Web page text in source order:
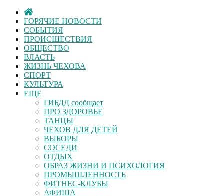
ГОРЯЧИЕ НОВОСТИ
СОБЫТИЯ
ПРОИСШЕСТВИЯ
ОБЩЕСТВО
ВЛАСТЬ
ЖИЗНЬ ЧЕХОВА
СПОРТ
КУЛЬТУРА
ЕЩЕ
ГИБДД сообщает
ПРО ЗДОРОВЬЕ
ТАНЦЫ
ЧЕХОВ ДЛЯ ДЕТЕЙ
ВЫБОРЫ
СОСЕДИ
ОТДЫХ
ОБРАЗ ЖИЗНИ И ПСИХОЛОГИЯ
ПРОМЫШЛЕННОСТЬ
ФИТНЕС-КЛУБЫ
АФИША